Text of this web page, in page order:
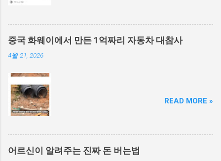
중국 화웨이에서 만든 1억짜리 자동차 대참사
4월 21, 2026
READ MORE »
어르신이 알려주는 진짜 돈 버는법